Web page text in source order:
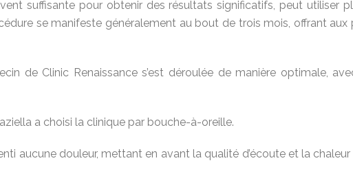
suffisante pour obtenir des résultats significatifs, peut utiliser
se manifeste généralement au bout de trois mois, offrant
de Clinic Renaissance s’est déroulée de manière optimale,
a choisi la clinique par bouche-à-oreille.
aucune douleur, mettant en avant la qualité d’écoute et la